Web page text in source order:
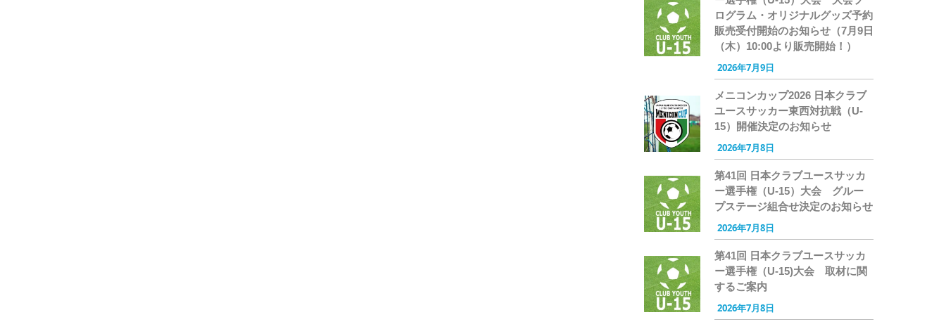
ログラム・オリジナルグッズ予約
販売受付開始のお知らせ（7月9日
（木）10:00より販売開始！）
2026年7月9日
メニコンカップ2026 日本クラブ
ユースサッカー東西対抗戦（U-
15）開催決定のお知らせ
2026年7月8日
第41回 日本クラブユースサッカ
ー選手権（U-15）大会 グルー
プステージ組合せ決定のお知らせ
2026年7月8日
第41回 日本クラブユースサッカ
ー選手権（U-15)大会 取材に関
するご案内
2026年7月8日